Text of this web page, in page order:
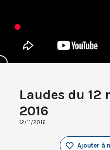
Laudes du 12
2016
12/11/2016
Ajouter à